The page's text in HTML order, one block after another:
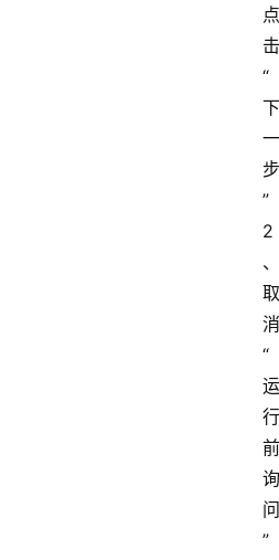
点
击
“
下
一
步
”
2
、
取
消
“
运
行
前
询
问
”